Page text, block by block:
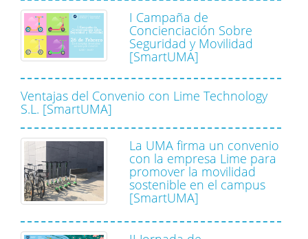
I Campaña de
Concienciación Sobre
Seguridad y Movilidad
[SmartUMA]
Ventajas del Convenio con Lime Technology
S.L. [SmartUMA]
La UMA firma un convenio
con la empresa Lime para
promover la movilidad
sostenible en el campus
[SmartUMA]